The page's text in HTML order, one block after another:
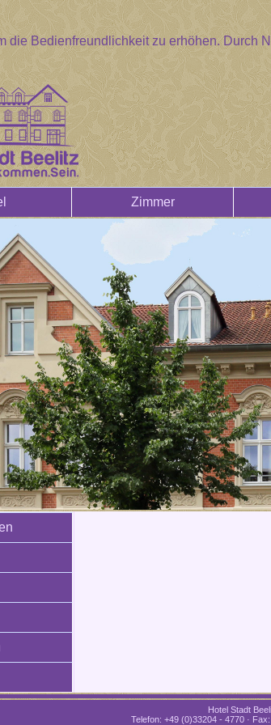
die Bedienfreundlichkeit zu erhöhen.
Zimmer
Hotel Stadt
Telefon: +49 (0)33204 - 4770 ·